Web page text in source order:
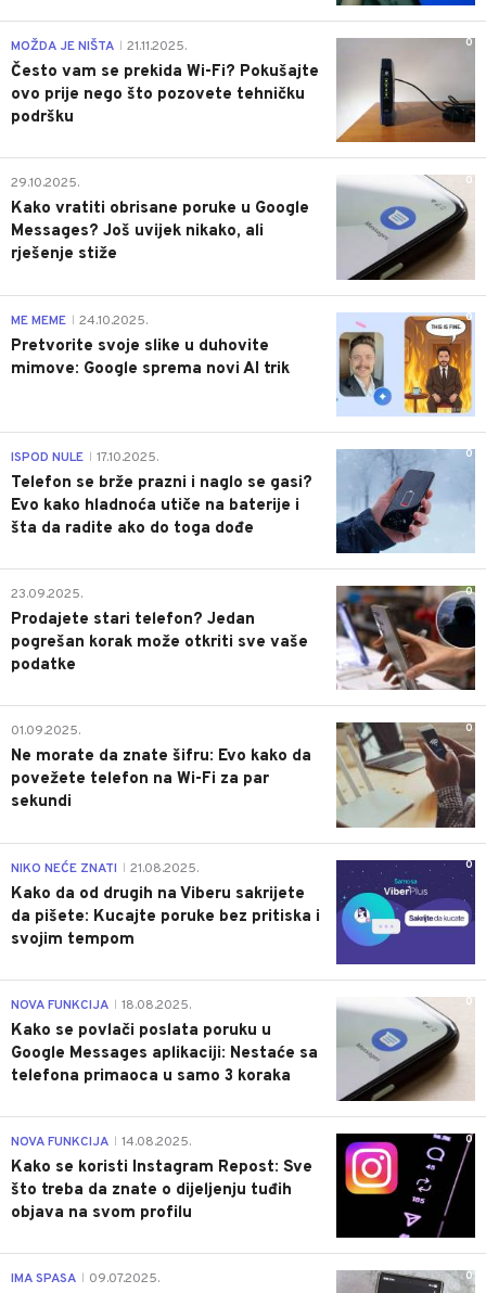
0
MOŽDA JE NIŠTA 21.11.2025.
Često vam se prekida Wi-Fi? Pokušajte
ovo prije nego što pozovete tehničku
podršku
0
29.10.2025.
Kako vratiti obrisane poruke u Google
Messages? Još uvijek nikako, ali
rješenje stiže
0
ME MEME 24.10.2025.
Pretvorite svoje slike u duhovite
mimove: Google sprema novi AI trik
0
ISPOD NULE 17.10.2025.
Telefon se brže prazni i naglo se gasi?
Evo kako hladnoća utiče na baterije i
šta da radite ako do toga dođe
0
23.09.2025.
Prodajete stari telefon? Jedan
pogrešan korak može otkriti sve vaše
podatke
0
01.09.2025.
Ne morate da znate šifru: Evo kako da
povežete telefon na Wi-Fi za par
sekundi
0
NIKO NEĆE ZNATI 21.08.2025.
Kako da od drugih na Viberu sakrijete
da pišete: Kucajte poruke bez pritiska i
svojim tempom
0
NOVA FUNKCIJA 18.08.2025.
Kako se povlači poslata poruku u
Google Messages aplikaciji: Nestaće sa
telefona primaoca u samo 3 koraka
0
NOVA FUNKCIJA 14.08.2025.
Kako se koristi Instagram Repost: Sve
što treba da znate o dijeljenju tuđih
objava na svom profilu
0
IMA SPASA 09.07.2025.